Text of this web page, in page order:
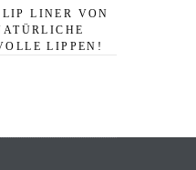
LINER VON
LIPPEN!